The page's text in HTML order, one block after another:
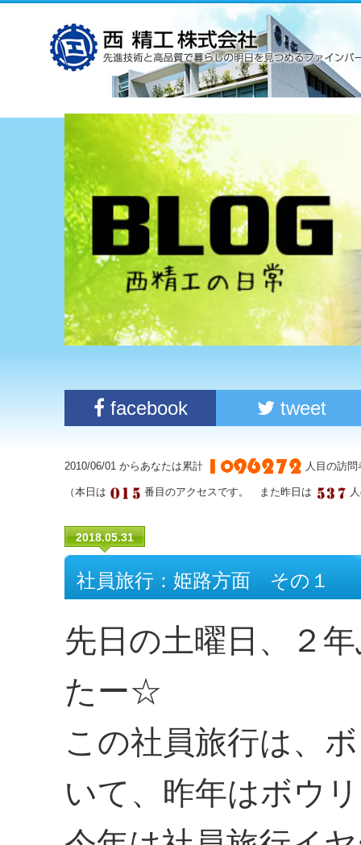
facebook tweet
2010/06/01 からあなたは累計 人目の訪
（本日は 番目のアクセスです。 また昨日は
2018.05.31
社員旅行：姫路方面 その１
先日の土曜日、２
たー☆
この社員旅行は、
いて、昨年はボウ